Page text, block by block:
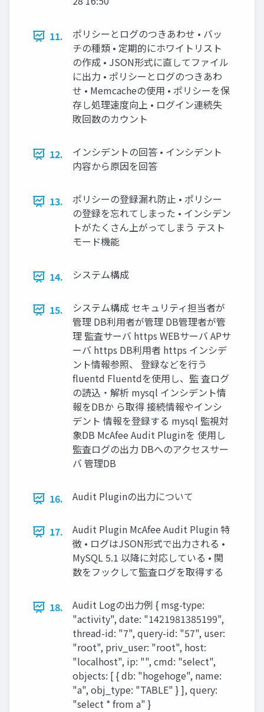
11.
ポリシーとログのつきあわせ • バッ
チの種類 • 定期的にホワイトリスト
の作成 • JSON形式に直してファイル
に出力 • ポリシーとログのつきあわ
せ • Memcacheの使用 • ポリシーを保
存し処理速度向上 • ログイン連続失
敗回数のカウント
12.
インシデントの回答 • インシデント
内容から原因を回答
13.
ポリシーの登録漏れ防止 • ポリシー
の登録を忘れてしまった • インシデン
トがたくさん上がってしまう テスト
モード機能
14. システム構成
15.
システム構成 セキュリティ担当者が
管理 DB利用者が管理 DB管理者が管
理 監査サーバ https WEBサーバ APサ
ーバ https DB利用者 https インシデ
ント情報参照、 登録などを行う
fluentd Fluentdを使用し、監 査ログ
の読込・解析 mysql インシデント情
報をDBか ら取得 接続情報やインシ
デント 情報を登録する mysql 監視対
象DB McAfee Audit Pluginを 使用し
監査ログの出力 DBへのアクセスサー
バ 管理DB
16. Audit Pluginの出力について
17.
Audit Plugin McAfee Audit Plugin 特
徴 • ログはJSON形式で出力される •
MySQL 5.1 以降に対応している • 関
数をフックして監査ログを取得する
18.
Audit Logの出力例 { msg-type:
"activity", date: "1421981385199",
thread-id: "7", query-id: "57", user:
"root", priv_user: "root", host:
"localhost", ip: "", cmd: "select",
objects: [ { db: "hogehoge", name:
"a", obj_type: "TABLE" } ], query:
"select * from a" }